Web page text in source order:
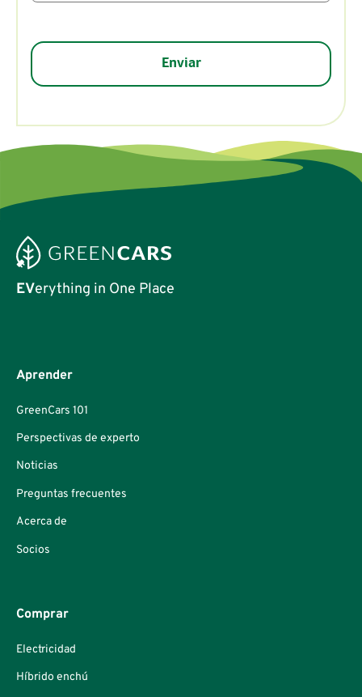
EVerything in One Place
Aprender
GreenCars 101
Perspectivas de experto
Noticias
Preguntas frecuentes
Acerca de
Socios
Comprar
Electricidad
Híbrido enchú